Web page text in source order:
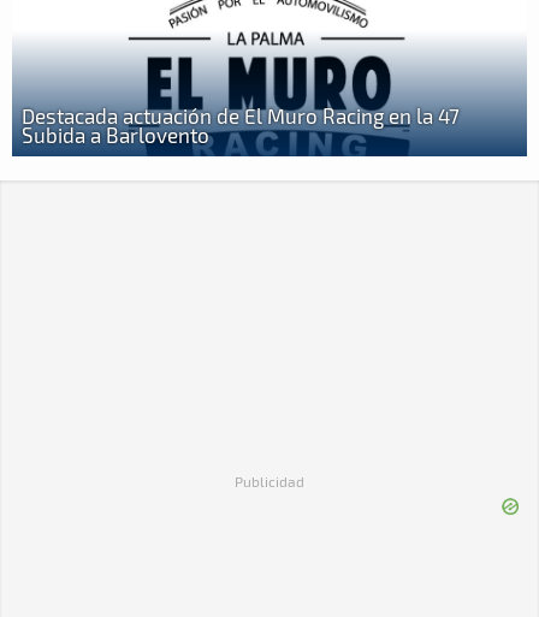
Destacada actuación de El Muro Racing en la 47
Subida a Barlovento
Publicidad